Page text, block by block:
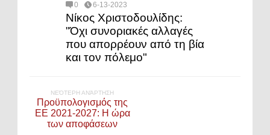
0 6-13-2023
Νίκος Χριστοδουλίδης:
"Όχι συνοριακές αλλαγές
που απορρέουν από τη βία
και τον πόλεμο"
ΝΕΌΤΕΡΗ ΑΝΆΡΤΗΣΗ
Προϋπολογισμός της
ΕΕ 2021-2027: Η ώρα
των αποφάσεων